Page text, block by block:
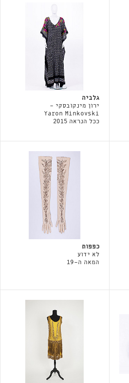
גלביה
ירון מינקובסקי -
Yaron Minkovski
ככל הנראה 2015
כפפות
לא ידוע
המאה ה-19